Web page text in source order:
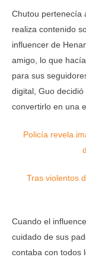
Chutou pertenecía
realiza contenido
influencer de
amigo, lo que
para sus
digital, Guo
convertirlo en una
Policía revela
Tras violentos
Cuando el
cuidado de sus
contaba con todos